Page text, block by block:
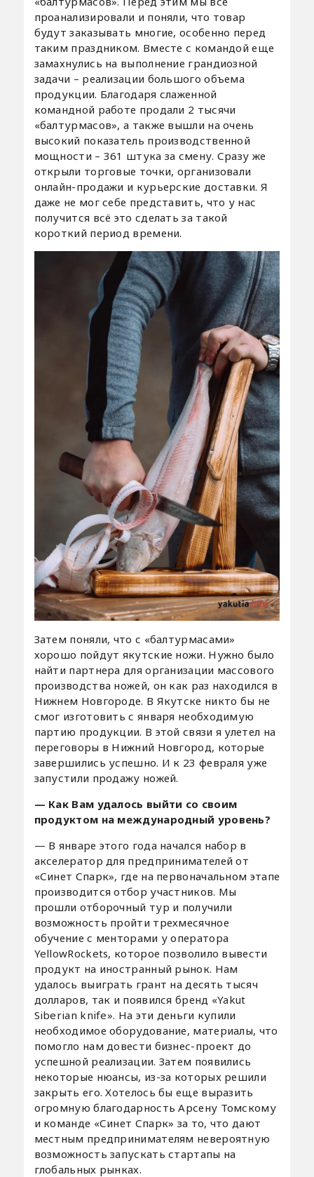
проанализировали и поняли, что товар
будут заказывать многие, особенно перед
таким праздником. Вместе с командой еще
замахнулись на выполнение грандиозной
задачи – реализации большого объема
продукции. Благодаря слаженной
командной работе продали 2 тысячи
«балтурмасов», а также вышли на очень
высокий показатель производственной
мощности – 361 штука за смену. Сразу же
открыли торговые точки, организовали
онлайн-продажи и курьерские доставки. Я
даже не мог себе представить, что у нас
получится всё это сделать за такой
короткий период времени.
Затем поняли, что с «балтурмасами»
хорошо пойдут якутские ножи. Нужно было
найти партнера для организации массового
производства ножей, он как раз находился в
Нижнем Новгороде. В Якутске никто бы не
смог изготовить с января необходимую
партию продукции. В этой связи я улетел на
переговоры в Нижний Новгород, которые
завершились успешно. И к 23 февраля уже
запустили продажу ножей.
— Как Вам удалось выйти со своим
продуктом на международный уровень?
— В январе этого года начался набор в
акселератор для предпринимателей от
«Синет Спарк», где на первоначальном этапе
производится отбор участников. Мы
прошли отборочный тур и получили
возможность пройти трехмесячное
обучение с менторами у оператора
YellowRockets, которое позволило вывести
продукт на иностранный рынок. Нам
удалось выиграть грант на десять тысяч
долларов, так и появился бренд «Yakut
Siberian knife». На эти деньги купили
необходимое оборудование, материалы, что
помогло нам довести бизнес-проект до
успешной реализации. Затем появились
некоторые нюансы, из-за которых решили
закрыть его. Хотелось бы еще выразить
огромную благодарность Арсену Томскому
и команде «Синет Спарк» за то, что дают
местным предпринимателям невероятную
возможность запускать стартапы на
глобальных рынках.